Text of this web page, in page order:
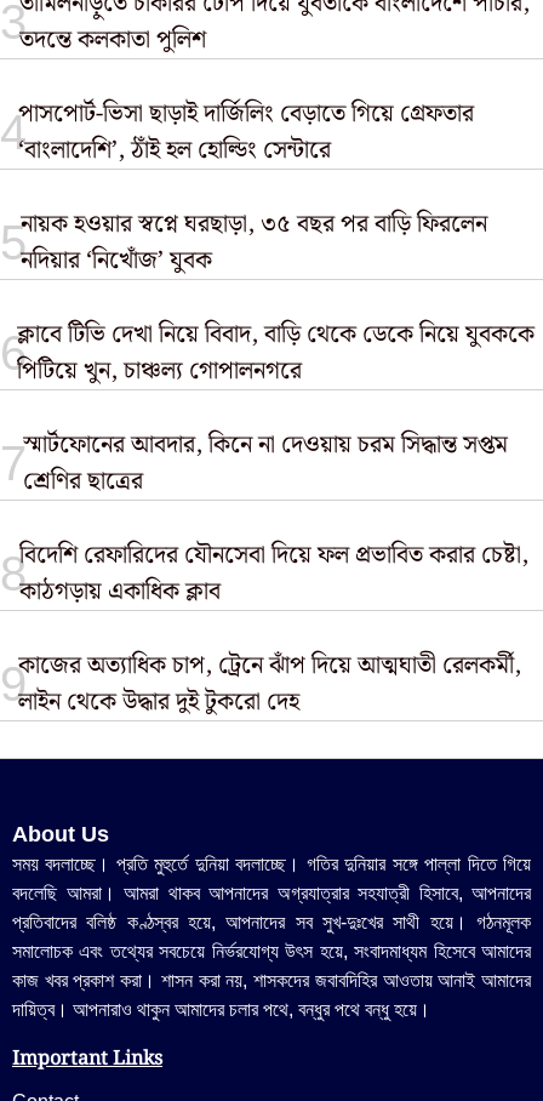
তদন্তে কলকাতা পুলিশ
পাসপোর্ট-ভিসা ছাড়াই দার্জিলিং বেড়াতে গিয়ে গ্রেফতার
‘বাংলাদেশি’, ঠাঁই হল হোল্ডিং সেন্টারে
নায়ক হওয়ার স্বপ্নে ঘরছাড়া, ৩৫ বছর পর বাড়ি ফিরলেন
নদিয়ার ‘নিখোঁজ’ যুবক
ক্লাবে টিভি দেখা নিয়ে বিবাদ, বাড়ি থেকে ডেকে নিয়ে যুবককে
পিটিয়ে খুন, চাঞ্চল্য গোপালনগরে
স্মার্টফোনের আবদার, কিনে না দেওয়ায় চরম সিদ্ধান্ত সপ্তম
শ্রেণির ছাত্রের
বিদেশি রেফারিদের যৌনসেবা দিয়ে ফল প্রভাবিত করার চেষ্টা,
কাঠগড়ায় একাধিক ক্লাব
​কাজের অত্যাধিক চাপ, ট্রেনে ঝাঁপ দিয়ে আত্মঘাতী রেলকর্মী,
লাইন থেকে উদ্ধার দুই টুকরো দেহ
About Us
সময় বদলাচ্ছে। প্রতি মুহুর্তে দুনিয়া বদলাচ্ছে। গতির দুনিয়ার সঙ্গে পাল্লা দিতে গিয়ে
বদলেছি আমরা। আমরা থাকব আপনাদের অগ্রযাত্রার সহযাত্রী হিসাবে, আপনাদের
প্রতিবাদের বলিষ্ঠ কণ্ঠস্বর হয়ে, আপনাদের সব সুখ-দুঃখের সাথী হয়ে। গঠনমূলক
সমালোচক এবং তথ্যের সবচেয়ে নির্ভরযোগ্য উ‍ৎস হয়ে, সংবাদমাধ্যম হিসেবে আমাদের
কাজ খবর প্রকাশ করা। শাসন করা নয়, শাসকদের জবাবদিহির আওতায় আনাই আমাদের
দায়িত্ব। আপনারাও থাকুন আমাদের চলার পথে, বন্ধুর পথে বন্ধু হয়ে।
Important Links